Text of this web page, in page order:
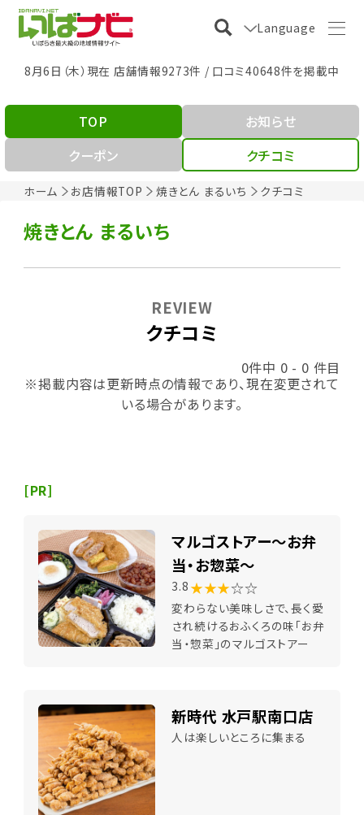
Language
8月6日（木）現在 店舗情報9273件 / 口コミ40648件を掲載中
ホーム お店情報TOP 焼きとん まるいち クチコミ
TOP
お知らせ
クーポン
クチコミ
焼きとん まるいち
クチコミ
REVIEW
0件中 0 - 0 件目
※掲載内容は更新時点の情報であり、現在変更されて
いる場合があります。
[PR]
マルゴストアー～お弁
当・お惣菜～
3.8 ★★★☆☆
変わらない美味しさで、長く愛
され続けるおふくろの味「お弁
当・惣菜」のマルゴストアー
新時代 水戸駅南口店
人は楽しいところに集まる